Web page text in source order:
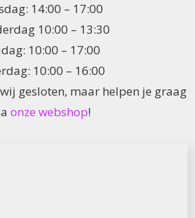
14:00 – 17:00
10:00 – 13:30
10:00 – 17:00
10:00 – 16:00
gesloten, maar helpen je graag
onze webshop!